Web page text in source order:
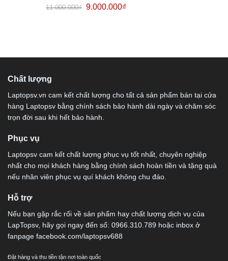
11.000.000₫ 9.000.000₫
Chất lượng
Laptopsv.vn cam kết chất lượng cho tất cả sản phẩm bán tại cửa
hàng Laptopsv bằng chính sách bảo hành dài ngày và chăm sóc
trọn đời sau khi hết bảo hành.
Phục vụ
Laptopsv cam kết chất lượng phục vụ tốt nhất, chuyên nghiệp
nhất cho mọi khách hàng bằng chính sách hoàn tiền và tặng quà
nếu nhân viên phục vụ quí khách không chu đáo.
Hỗ trợ
Nếu bạn gặp rắc rối về sản phẩm hay chất lượng dịch vụ của
LapTopsv, hãy gọi ngay đến số: 0966.310.789 hoặc inbox ở
fanpage facebook.com/laptopsv688
Đặt hàng và thu tiền tận nơi toàn quốc